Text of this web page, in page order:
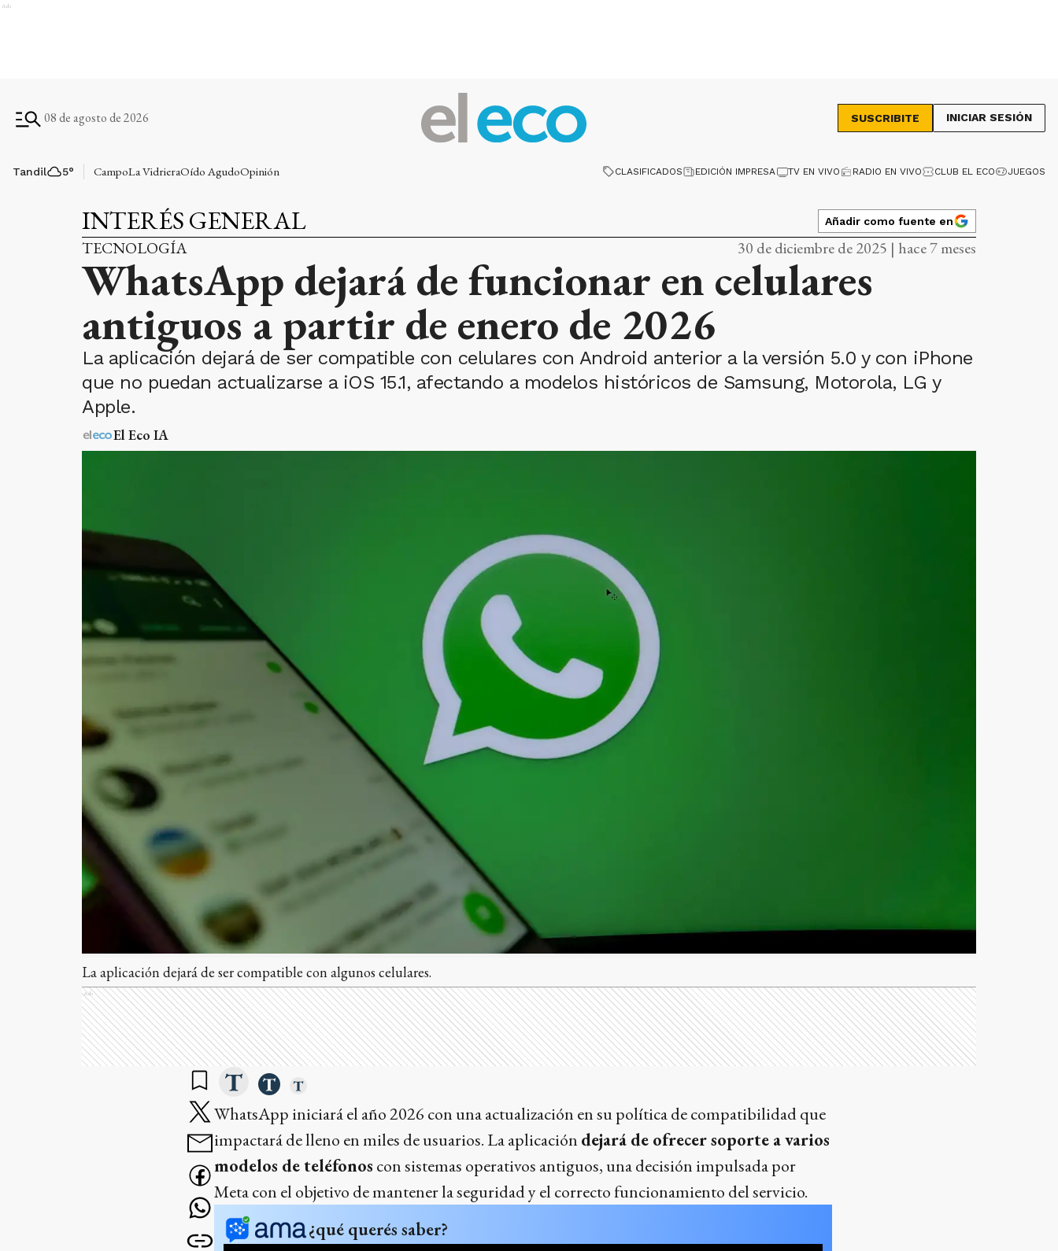
Ads
08 de agosto de 2026 SUSCRIBITE INICIAR SESIÓN
Tandil 5° CampoLa VidrieraOído AgudoOpinión CLASIFICADOS EDICIÓN IMPRESA TV EN VIVO RADIO EN VIVO CLUB EL ECO JUEGOS
INTERÉS GENERAL Añadir como fuente en
TECNOLOGÍA 30 de diciembre de 2025 | hace 7 meses
WhatsApp dejará de funcionar en celulares
antiguos a partir de enero de 2026
La aplicación dejará de ser compatible con celulares con Android anterior a la versión 5.0 y con iPhone
que no puedan actualizarse a iOS 15.1, afectando a modelos históricos de Samsung, Motorola, LG y
Apple.
El Eco IA
La aplicación dejará de ser compatible con algunos celulares.
Ads
WhatsApp iniciará el año 2026 con una actualización en su política de compatibilidad que
impactará de lleno en miles de usuarios. La aplicación dejará de ofrecer soporte a varios
modelos de teléfonos con sistemas operativos antiguos, una decisión impulsada por
Meta con el objetivo de mantener la seguridad y el correcto funcionamiento del servicio.
¿qué querés saber?